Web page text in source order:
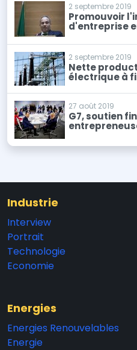
2 septembre 2019
Promouvoir
d'entreprise
2 septembre 2019
Nette
électrique à
27 août 2019
G7, soutien
Industrie
Interview
Portrait
Technologie
Economie
Energies
Energies Renouvelables
Energie